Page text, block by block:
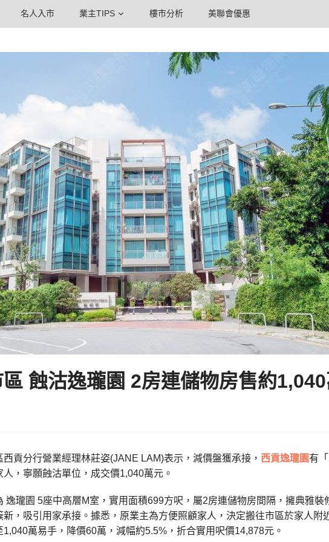
名人入市 業主TIPS 樓市分析 美聯會優惠
蝕沽逸瓏園 2房連儲物房售約
貢分行營業經理林莊姿(JANE LAM)表示，減價盤獲承接， 西貢逸瓏園有
，寧願蝕沽單位，成交價1,040萬元。
逸瓏園 5座中高層M室，實用面積699方呎，屬2房連儲物房間隔，擁典雅
新，吸引用家承接。據悉，原業主為方便照顧家人，決定搬往市區於家人附
萬易手，降價60萬，減幅約5.5%，折合實用呎價14,878元。